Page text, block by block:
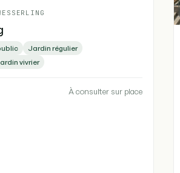
Jardin régulier
vivrier
À consulter sur place